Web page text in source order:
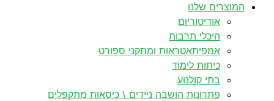
המוצרים שלנו
אודיטוריום
היכלי תרבות
אמפיתאטראות ומתקני ספורט
כיתות לימוד
בתי קולנוע
פתרונות הושבה ניידים \ כיסאות מתקפלים